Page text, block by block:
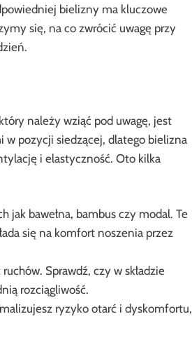
bielizny ma kluczowe
się, na co zwrócić uwagę przy
należy wziąć pod uwagę, jest
w pozycji siedzącej, dlatego bielizna
i elastyczność. Oto kilka
bawełna, bambus czy modal. Te
się na komfort noszenia przez
Sprawdź, czy w składzie
rozciągliwość.
ryzyko otarć i dyskomfortu,